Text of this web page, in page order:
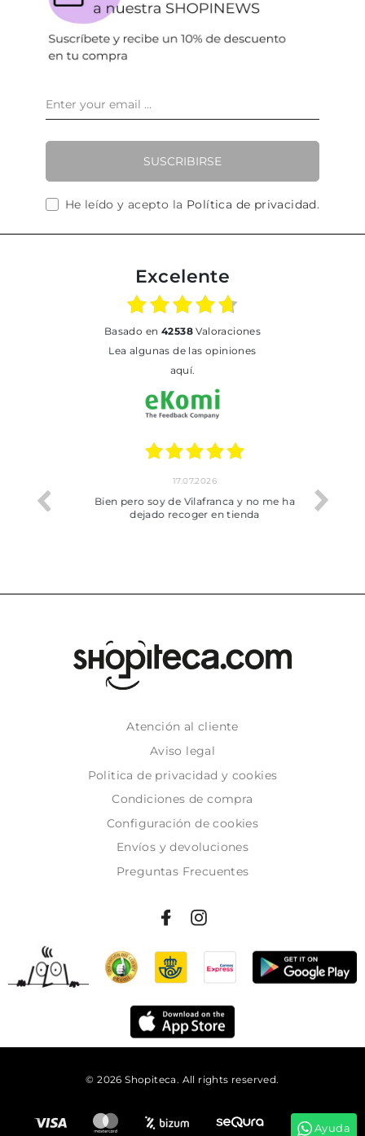
SUSCRIBIRSE
He leído y acepto la Política de privacidad.
Excelente
basado en 42538Valoraciones
Lea algunas de las opiniones
aquí.
trobat
17.07.2026
Bien pero soy de Vilafranca y no me ha
dejado recoger en tienda
Atención al cliente
Aviso legal
Politica de privacidad y cookies
Condiciones de compra
Configuración de cookies
Envíos y devoluciones
Preguntas Frecuentes
© 2026 Shopiteca. All rights reserved.
Ayuda